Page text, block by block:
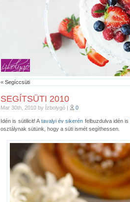
« Segíccsüti
SEGÍTSÜTI 2010
Mar 30th, 2010 by Ízbolygó | 0
Idén is sütilicit! A tavalyi év sikerén felbuzdulva idén is
osztálynak sütünk, hogy a süti ismét segíthessen.